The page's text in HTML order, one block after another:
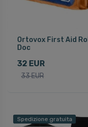
Ortovox First Aid Roll
Doc
32 EUR
33 EUR
Spedizione gratuita